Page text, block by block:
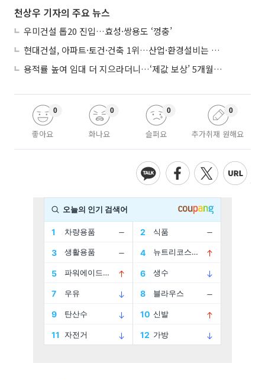
천상우 기자의 주요 뉴스
우미건설 톱20 진입…효성·쌍용도 ‘껑충’
현대건설, 아파트·토건·건축 1위…산업·환경설비는 삼성E&A
용적률 높여 임대 더 지으라더니…‘제값 보상’ 5개월째 국회에 발목
좋아요
0
화나요
0
슬퍼요
0
추가취재 원해요
0